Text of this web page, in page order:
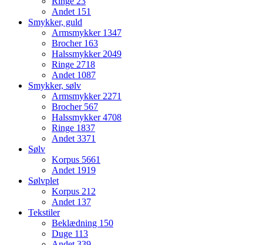
Andet 151
Smykker, guld
Armsmykker 1347
Brocher 163
Halssmykker2049
Ringe 2718
Andet 1087
Smykker, sølv
Armsmykker2271
Brocher 567
Halssmykker4708
Ringe 1837
Andet3371
Sølv
Korpus 5661
Andet 1919
Sølvplet
Korpus 212
Andet 137
Tekstiler
Beklædning 150
Duge 113